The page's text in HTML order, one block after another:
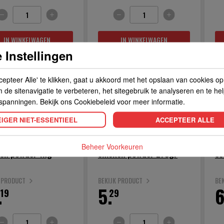
IN WINKELWAGEN IN WINKELWAGEN
powder 1kg
19
chicken powder 273gr
BEKIJK PRODUCT
29
5.
Instellingen
Alle' te klikken, gaat u akkoord met het opslaan van cookies
de sitenavigatie te verbeteren, het sitegebruik te analyseren en te
Bekijk ons Cookiebeleid voor meer informatie.
NIET-ESSENTIEEL ACCEPTEER ALLE
Beheer Voorkeuren